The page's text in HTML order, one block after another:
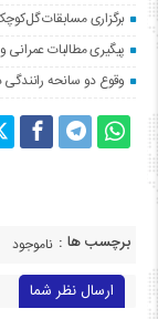
برگزاری مسابقات
پیگیری مطالبات عمرانی
وقوع دو سانحه رانندگی در
برچسب ها : ناموجود
ارسال نظر شما